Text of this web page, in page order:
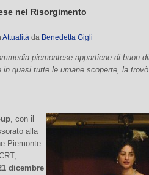
nel Risorgimento
Attualità da Benedetta Gigli
piemontese appartiene di buon
in quasi tutte le umane scoperte, la
, con il
alla
Piemonte
dicembre